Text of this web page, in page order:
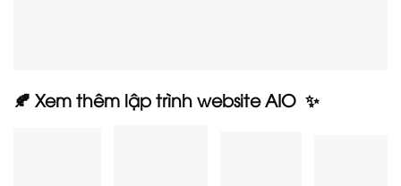
🍂 Xem thêm lập trình website AIO ✨